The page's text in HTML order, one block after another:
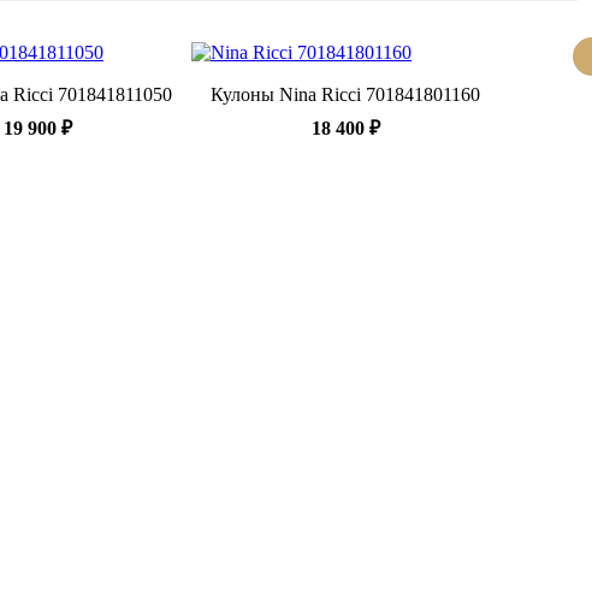
Ricci 701841811050
19 900 ₽
Кулоны Nina Ricci 701841801160
18 400 ₽